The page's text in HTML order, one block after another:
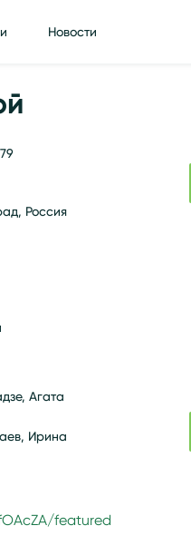
Новости
Россия
Агата
Ирина
featured